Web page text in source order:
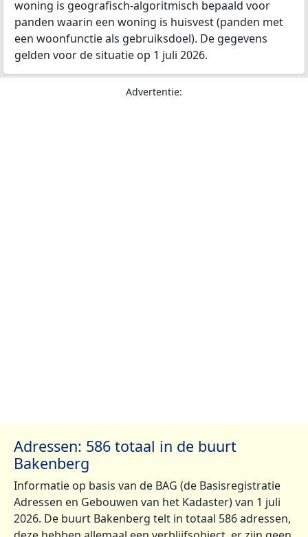
woning is geografisch-algoritmisch bepaald voor
panden waarin een woning is huisvest (panden met
een woonfunctie als gebruiksdoel). De gegevens
gelden voor de situatie op 1 juli 2026.
Advertentie:
Adressen: 586 totaal in de buurt
Bakenberg
Informatie op basis van de BAG (de Basisregistratie
Adressen en Gebouwen van het Kadaster) van 1 juli
2026. De buurt Bakenberg telt in totaal 586 adressen,